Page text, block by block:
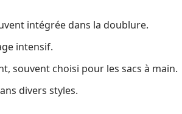
intégrée dans la doublure.
intensif.
souvent choisi pour les sacs à main.
divers styles.